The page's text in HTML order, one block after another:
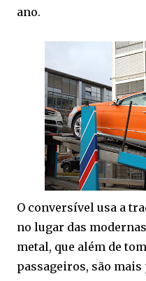
ano.
O conversível usa a
no lugar das
metal, que além de
passageiros, são mais